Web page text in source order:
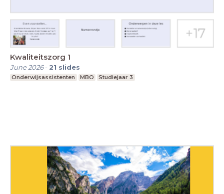
Kwaliteitszorg 1
June 2026- 21 slides
Onderwijsassistenten MBO Studiejaar 3